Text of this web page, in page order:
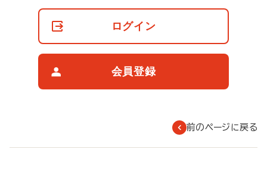
ログイン
会員登録
前のページに戻る